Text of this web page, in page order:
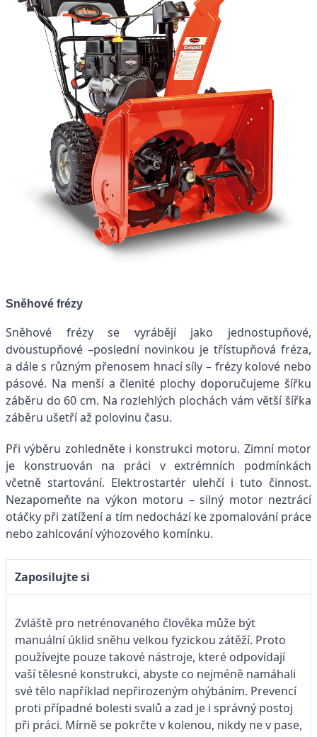
Sněhové frézy
Sněhové frézy se vyrábějí jako jednostupňové,
dvoustupňové –poslední novinkou je třístupňová fréza,
a dále s různým přenosem hnací síly – frézy kolové nebo
pásové. Na menší a členité plochy doporučujeme šířku
záběru do 60 cm. Na rozlehlých plochách vám větší šířka
záběru ušetří až polovinu času.
Při výběru zohledněte i konstrukci motoru. Zimní motor
je konstruován na práci v extrémních podmínkách
včetně startování. Elektrostartér ulehčí i tuto činnost.
Nezapomeňte na výkon motoru – silný motor neztrácí
otáčky při zatížení a tím nedochází ke zpomalování práce
nebo zahlcování výhozového komínku.
Zaposilujte si
Zvláště pro netrénovaného člověka může být
manuální úklid sněhu velkou fyzickou zátěží. Proto
používejte pouze takové nástroje, které odpovídají
vaší tělesné konstrukci, abyste co nejméně namáhali
své tělo například nepřirozeným ohýbáním. Prevencí
proti případné bolesti svalů a zad je i správný postoj
při práci. Mírně se pokrčte v kolenou, nikdy ne v pase,